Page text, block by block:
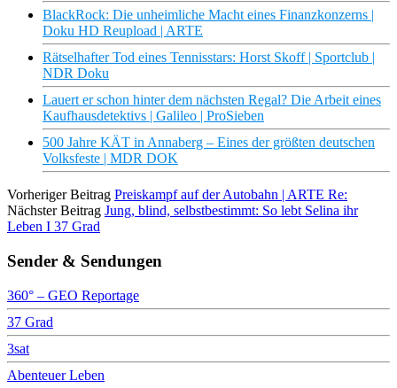
BlackRock: Die unheimliche Macht eines Finanzkonzerns |
Doku HD Reupload | ARTE
Rätselhafter Tod eines Tennisstars: Horst Skoff | Sportclub |
NDR Doku
Lauert er schon hinter dem nächsten Regal? Die Arbeit eines
Kaufhausdetektivs | Galileo | ProSieben
500 Jahre KÄT in Annaberg – Eines der größten deutschen
Volksfeste | MDR DOK
Vorheriger Beitrag Preiskampf auf der Autobahn | ARTE Re:
Nächster Beitrag Jung, blind, selbstbestimmt: So lebt Selina ihr
Leben I 37 Grad
Sender & Sendungen
360° – GEO Reportage
37 Grad
3sat
Abenteuer Leben